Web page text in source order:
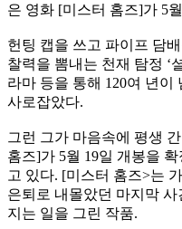
은 영화 [미스터 홈즈]가 5
헌팅 캡을 쓰고 파이프 담
찰력을 뽐내는 천재 탐정 ‘
라마 등을 통해 120여 년이
사로잡았다.
그런 그가 마음속에 평생
홈즈]가 5월 19일 개봉을
고 있다. [미스터 홈즈>는
은퇴로 내몰았던 마지막
지는 일을 그린 작품.